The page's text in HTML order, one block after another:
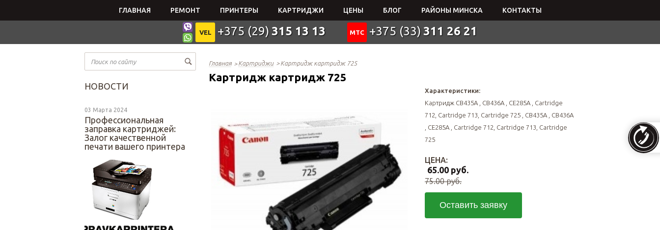
ГЛАВНАЯ РЕМОНТ ПРИНТЕРЫ КАРТРИДЖИ ЦЕНЫ БЛОГ РАЙОНЫ МИНСКА КОНТАКТЫ
VEL +375 (29)315 13 13 МТС +375 (33)311 26 21
НОВОСТИ
03 Марта 2024
Профессиональная
заправка картриджей:
Залог качественной
печати вашего принтера
Главная Картриджи Картридж картридж 725
Картридж картридж 725
Характеристики:
Картридж CB435A , CB436A , CE285A , Cartridge
712, Cartridge 713, Cartridge 725 , CB435A , CB436A
, CE285A , Cartridge 712, Cartridge 713, Cartridge
725
ЦЕНА:
65.00 руб.
75.00 руб.
Оставить заявку